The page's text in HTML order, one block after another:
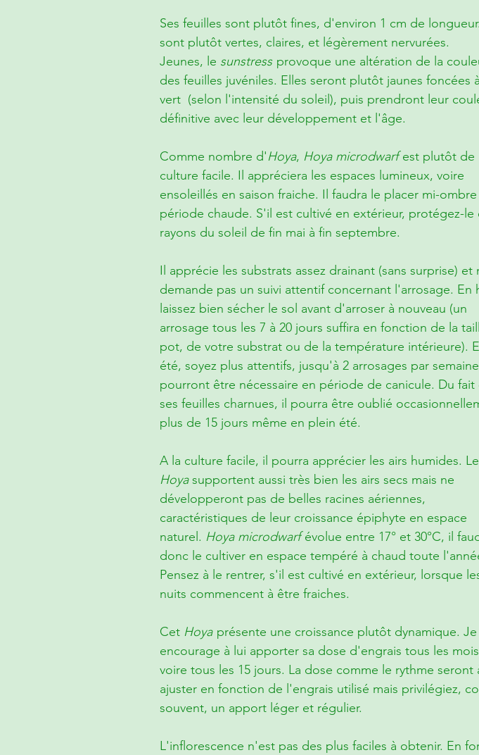
Ses feuilles sont plutôt fines, d'environ 1 cm de
sont plutôt vertes, claires, et légèrement nervurées.
Jeunes, le sunstress provoque une altération de la
des feuilles juvéniles. Elles seront plutôt jaunes foncées à
vert (selon l'intensité du soleil), puis prendront leur
définitive avec leur développement et l'âge.
Comme nombre d'Hoya, Hoya microdwarfest plutôt de
culture facile. Il appréciera les espaces lumineux, voire
ensoleillés en saison fraiche. Il faudra le placer mi-
période chaude. S'il est cultivé en extérieur, protégez-le
rayons du soleil de fin mai à fin septembre.
Il apprécie les substrats assez drainant (sans surprise) et
demande pas un suivi attentif concernant l'arrosage. En
laissez bien sécher le sol avant d'arroser à nouveau (un
arrosage tous les 7 à 20 jours suffira en fonction de la
pot, de votre substrat ou de la température intérieure).
été, soyez plus attentifs, jusqu'à 2 arrosages par semaine
pourront être nécessaire en période de canicule. Du fait
ses feuilles charnues, il pourra être oublié
plus de 15 jours même en plein été.
A la culture facile, il pourra apprécier les airs humides.
Hoyasupportent aussi très bien les airs secs mais ne
développeront pas de belles racines aériennes,
caractéristiques de leur croissance épiphyte en espace
naturel. Hoya microdwarfévolue entre 17° et 30°C, il
donc le cultiver en espace tempéré à chaud toute
Pensez à le rentrer, s'il est cultivé en extérieur, lorsque
nuits commencent à être fraiches.
Cet Hoya présente une croissance plutôt dynamique. Je
encourage à lui apporter sa dose d'engrais tous les
voire tous les 15 jours. La dose comme le rythme seront
ajuster en fonction de l'engrais utilisé mais privilégiez,
souvent, un apport léger et régulier.
L'inflorescence n'est pas des plus faciles à obtenir. En